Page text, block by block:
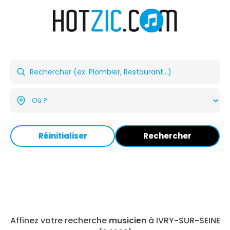
Réinitialiser Rechercher
Affinez votre recherche musicienà IVRY-SUR-SEINE